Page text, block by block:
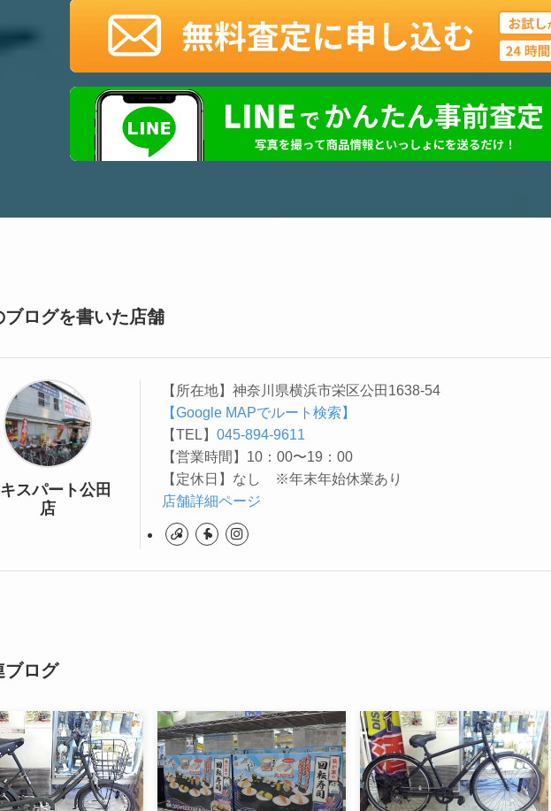
ブログを書いた店舗
スパート公田
店
【所在地】神奈川県横浜市栄区公田1638-54
【Google MAPでルート検索】
【TEL】 045-894-9611
【営業時間】10：00〜19：00
【定休日】なし ※年末年始休業あり
店舗詳細ページ
ブログ